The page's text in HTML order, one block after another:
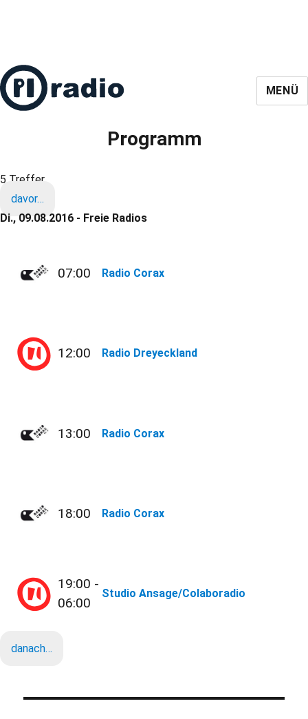
MENÜ
Programm
5 Treffer
davor…
Di., 09.08.2016 - Freie Radios
07:00 Radio Corax
12:00 Radio Dreyeckland
13:00 Radio Corax
18:00 Radio Corax
19:00 -
06:00
Studio Ansage/Colaboradio
danach…